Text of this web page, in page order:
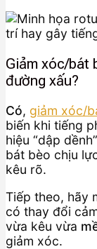
Giảm xóc/bát
đường xấu?
Có, giảm xóc/
biến khi tiếng
hiệu “dập
bát bèo chịu
kêu rõ.
Tiếp theo, hãy
có thay đổi
vừa kêu vừa
giảm xóc.